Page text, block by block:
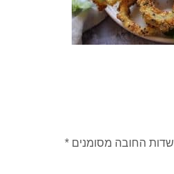
שדות החובה מסומנים *